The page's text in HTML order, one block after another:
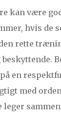
kan være
hvis de
rette
beskyttende.
en
med
leger